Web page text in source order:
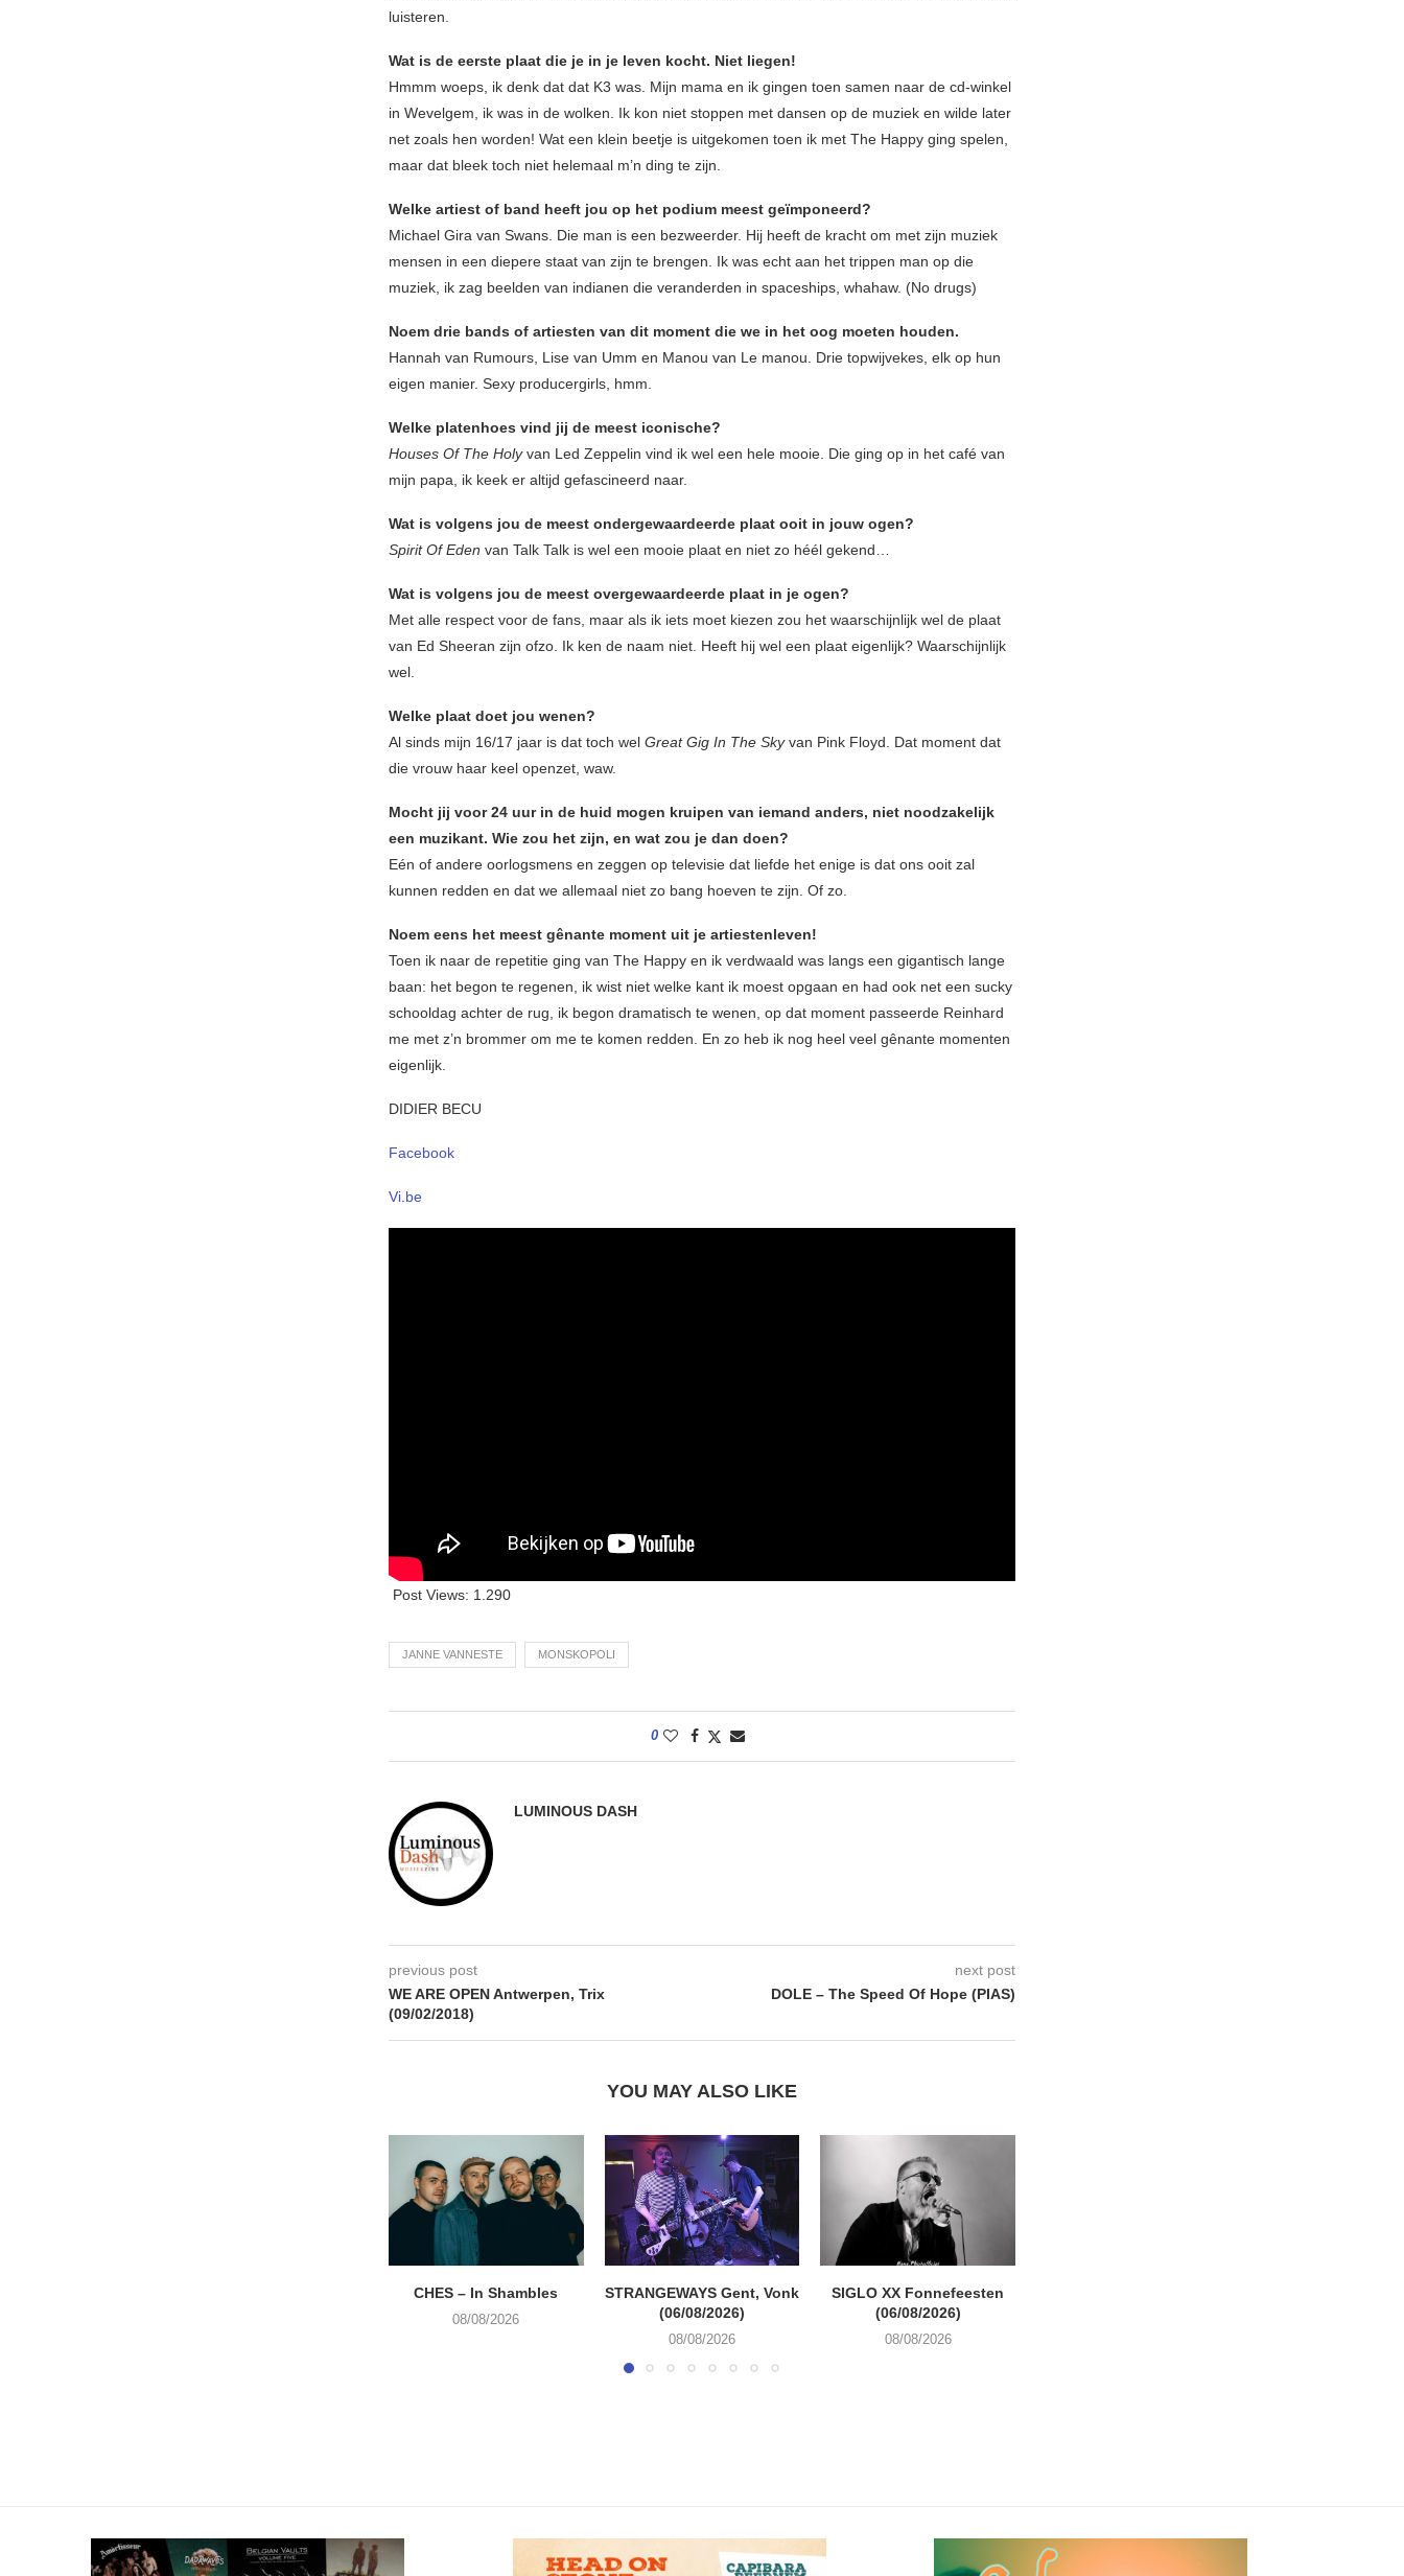
luisteren.
Wat is de eerste plaat die je in je leven kocht. Niet liegen!
Hmmm woeps, ik denk dat dat K3 was. Mijn mama en ik gingen toen samen naar de cd-winkel
in Wevelgem, ik was in de wolken. Ik kon niet stoppen met dansen op de muziek en wilde later
net zoals hen worden! Wat een klein beetje is uitgekomen toen ik met The Happy ging spelen,
maar dat bleek toch niet helemaal m’n ding te zijn.
Welke artiest of band heeft jou op het podium meest geïmponeerd?
Michael Gira van Swans. Die man is een bezweerder. Hij heeft de kracht om met zijn muziek
mensen in een diepere staat van zijn te brengen. Ik was echt aan het trippen man op die
muziek, ik zag beelden van indianen die veranderden in spaceships, whahaw. (No drugs)
Noem drie bands of artiesten van dit moment die we in het oog moeten houden.
Hannah van Rumours, Lise van Umm en Manou van Le manou. Drie topwijvekes, elk op hun
eigen manier. Sexy producergirls, hmm.
Welke platenhoes vind jij de meest iconische?
Houses Of The Holyvan Led Zeppelin vind ik wel een hele mooie. Die ging op in het café van
mijn papa, ik keek er altijd gefascineerd naar.
Wat is volgens jou de meest ondergewaardeerde plaat ooit in jouw ogen?
Spirit Of Eden van Talk Talk is wel een mooie plaat en niet zo héél gekend…
Wat is volgens jou de meest overgewaardeerde plaat in je ogen?
Met alle respect voor de fans, maar als ik iets moet kiezen zou het waarschijnlijk wel de plaat
van Ed Sheeran zijn ofzo. Ik ken de naam niet. Heeft hij wel een plaat eigenlijk? Waarschijnlijk
wel.
Welke plaat doet jou wenen?
Al sinds mijn 16/17 jaar is dat toch wel Great Gig In The Skyvan Pink Floyd. Dat moment dat
die vrouw haar keel openzet, waw.
Mocht jij voor 24 uur in de huid mogen kruipen van iemand anders, niet noodzakelijk
een muzikant. Wie zou het zijn, en wat zou je dan doen?
Eén of andere oorlogsmens en zeggen op televisie dat liefde het enige is dat ons ooit zal
kunnen redden en dat we allemaal niet zo bang hoeven te zijn. Of zo.
Noem eens het meest gênante moment uit je artiestenleven!
Toen ik naar de repetitie ging van The Happy en ik verdwaald was langs een gigantisch lange
baan: het begon te regenen, ik wist niet welke kant ik moest opgaan en had ook net een sucky
schooldag achter de rug, ik begon dramatisch te wenen, op dat moment passeerde Reinhard
me met z’n brommer om me te komen redden. En zo heb ik nog heel veel gênante momenten
eigenlijk.
DIDIER BECU
Facebook
Vi.be
Post Views: 1.290
JANNE VANNESTE MONSKOPOLI
0
LUMINOUS DASH
previous post
WE ARE OPEN Antwerpen, Trix
(09/02/2018)
next post
DOLE – The Speed Of Hope (PIAS)
YOU MAY ALSO LIKE
CHES – In Shambles
08/08/2026
STRANGEWAYS Gent, Vonk
(06/08/2026)
08/08/2026
SIGLO XX Fonnefeesten
(06/08/2026)
08/08/2026